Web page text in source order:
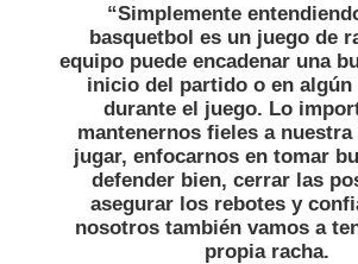
“Simplemente
basquetbol es un juego de
equipo puede encadenar una
inicio del partido o en algún
durante el juego. Lo
mantenernos fieles a nuestra
jugar, enfocarnos en tomar
defender bien, cerrar las
asegurar los rebotes y
nosotros también vamos a
propia racha.